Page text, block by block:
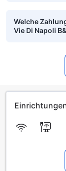
Welche
Vie Di Napoli